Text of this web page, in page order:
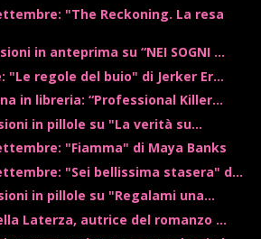
"The Reckoning. La resa
in anteprima su “NEI SOGNI ...
"Le regole del buio" di Jerker Er...
in libreria: “Professional Killer...
in pillole su "La verità su...
"Fiamma" di Maya Banks
"Sei bellissima stasera" d...
in pillole su "Regalami una...
Laterza, autrice del romanzo ...